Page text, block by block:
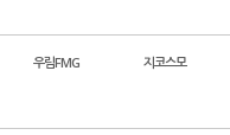
우림FMG 지코스모